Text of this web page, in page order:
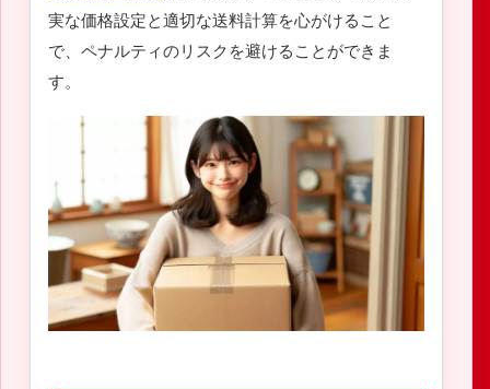
実な価格設定と適切な送料計算を心がけること
で、ペナルティのリスクを避けることができま
す。